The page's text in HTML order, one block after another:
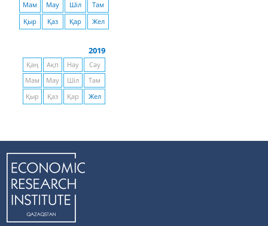
Мам
Мау Шіл
Там
Қыр
Қаз Қар Жел
2019
Қаң Ақп Нау
Сәу
Мам
Мау Шіл
Там
Қыр
Қаз Қар Жел